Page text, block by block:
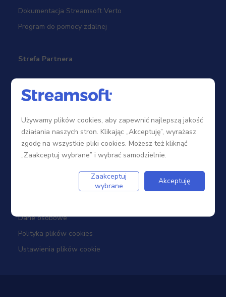
Dokumentacja Streamsoft Verto
Program do pomocy zdalnej
Strefa Partnera
Sieć sprzedaży
Szkolenia
Dane osobowe
Polityka plików cookies
Ustawienia plików cookie
Używamy plików cookies, aby zapewnić najlepszą jakość
działania naszych stron. Klikając „Akceptuję”, wyrażasz
zgodę na wszystkie pliki cookies. Możesz też kliknąć
„Zaakceptuj wybrane” i wybrać samodzielnie.
Zaakceptuj
wybrane
Akceptuję